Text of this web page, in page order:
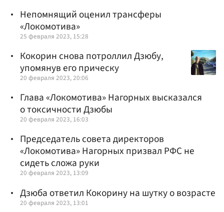
Непомнящий оценил трансферы
«Локомотива»
25 февраля 2023, 15:28
Кокорин снова потроллил Дзюбу,
упомянув его прическу
20 февраля 2023, 20:06
Глава «Локомотива» Нагорных высказался
о токсичности Дзюбы
20 февраля 2023, 16:03
Председатель совета директоров
«Локомотива» Нагорных призвал РФС не
сидеть сложа руки
20 февраля 2023, 13:09
Дзюба ответил Кокорину на шутку о возрасте
20 февраля 2023, 13:01